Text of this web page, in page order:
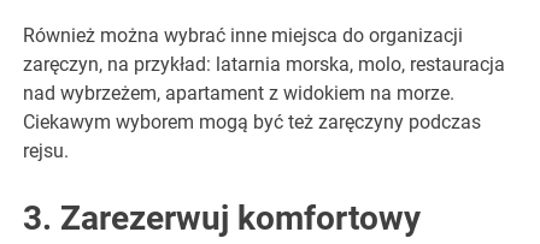
Również można wybrać inne miejsca do organizacji
zaręczyn, na przykład: latarnia morska, molo, restauracja
nad wybrzeżem, apartament z widokiem na morze.
Ciekawym wyborem mogą być też zaręczyny podczas
rejsu.
3. Zarezerwuj komfortowy